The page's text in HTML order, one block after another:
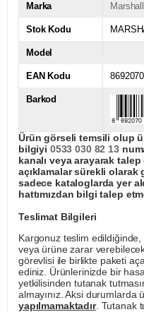
Marka Marshall
Stok Kodu
Model
EAN Kodu
Barkod
Ürün görseli temsili olup
bilgiyi 0533 030 82 13
kanalı veya arayarak
açıklamalar sürekli olarak
sadece kataloglarda yer
hattımızdan bilgi talep
Teslimat Bilgileri
Kargonuz teslim
veya ürüne zarar
görevlisi ile birlikte paketi
ediniz. Ürünlerinizde bir
yetkilisinden tutanak
almayınız. Aksi durumlarda
yapılmamaktadır. Tutanak